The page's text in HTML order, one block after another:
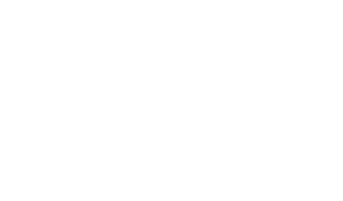
hosting web: este clar că nu doriți să vă pierdeți numele unic
se face fără bătăi de cap. Începeți prin a selecta de pe site-ul